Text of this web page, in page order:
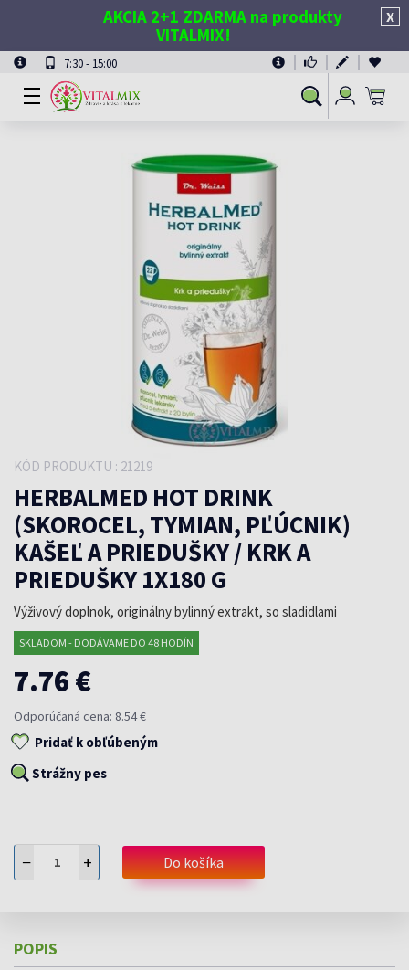
X
AKCIA 2+1 ZDARMA na produkty
VITALMIX!
7:30 - 15:00
Vyhľadávanie
Prihlásiť
sa
KÓD PRODUKTU : 21219
HERBALMED HOT DRINK
(SKOROCEL, TYMIAN, PĽÚCNIK)
KAŠEĽ A PRIEDUŠKY / KRK A
PRIEDUŠKY 1X180 G
Výživový doplnok, originálny bylinný extrakt, so sladidlami
SKLADOM - DODÁVAME DO 48 HODÍN
7.76 €
Odporúčaná cena: 8.54 €
Pridať k obľúbeným
Strážny pes
− + Do košíka
POPIS